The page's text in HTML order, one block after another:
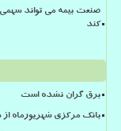
صنعت بیمه می تواند سهمی
کند
برق گران نشده است
بانک مرکزی شهریورماه